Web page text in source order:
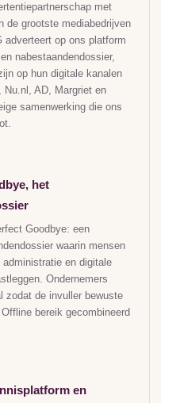
met
de grootste mediabedrijven
adverteert op ons platform
nabestaandendossier,
op hun digitale kanalen
AD, Margriet en
samenwerking die ons
het
Goodbye: een
waarin mensen
administratie en digitale
Ondernemers
zodat de invuller bewuste
bereik gecombineerd
en